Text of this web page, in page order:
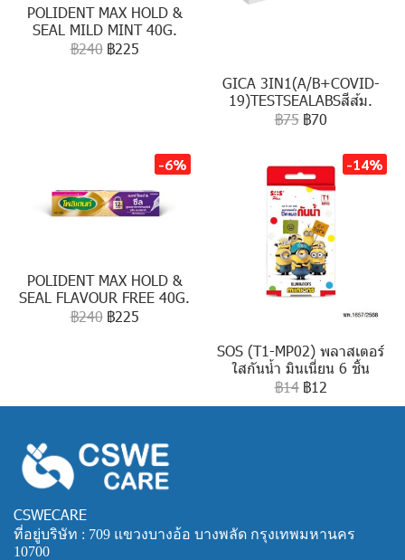
POLIDENT MAX HOLD &
SEAL MILD MINT 40G.
฿240 ฿225
GICA 3IN1(A/B+COVID-
19)TESTSEALABSสีส้ม.
฿75 ฿70
-6%
POLIDENT MAX HOLD &
SEAL FLAVOUR FREE 40G.
฿240 ฿225
-14%
SOS (T1-MP02) พลาสเตอร์
ใสกันน้ำ มินเนี่ยน 6 ชิ้น
฿14 ฿12
CSWECARE
ที่อยู่บริษัท : 709 แขวงบางอ้อ บางพลัด กรุงเทพมหานคร
10700